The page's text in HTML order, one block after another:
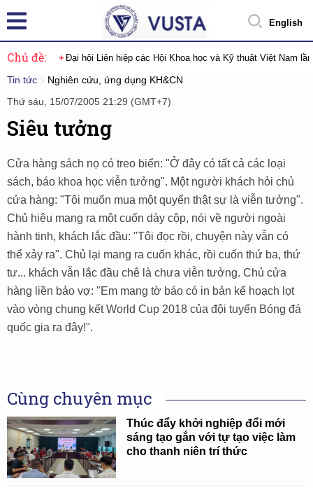
English
Chủ đề: Đại hội Liên hiệp các Hội Khoa học và Kỹ thuật Việt Nam
Tin tức
Nghiên cứu, ứng dụng KH&CN
Thứ sáu, 15/07/2005 21:29 (GMT+7)
Siêu tưởng
Cửa hàng sách nọ có treo biển: "Ở đây có tất cả các loại
sách, báo khoa học viễn tưởng". Một người khách hỏi chủ
cửa hàng: "Tôi muốn mua một quyển thật sự là viễn tưởng".
Chủ hiệu mang ra một cuốn dày cộp, nói về người ngoài
hành tinh, khách lắc đầu: "Tôi đọc rồi, chuyện này vẫn có
thể xảy ra". Chủ lại mang ra cuốn khác, rồi cuốn thứ ba, thứ
tư... khách vẫn lắc đầu chê là chưa viễn tưởng. Chủ cửa
hàng liền bảo vợ: "Em mang tờ báo có in bản kế hoạch lọt
vào vòng chung kết World Cup 2018 của đội tuyển Bóng đá
quốc gia ra đây!".
Cùng chuyên mục
Thúc đẩy khởi nghiệp đổi mới
sáng tạo gắn với tự tạo việc làm
cho thanh niên trí thức